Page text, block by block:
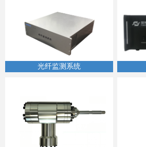
光纤监测系统